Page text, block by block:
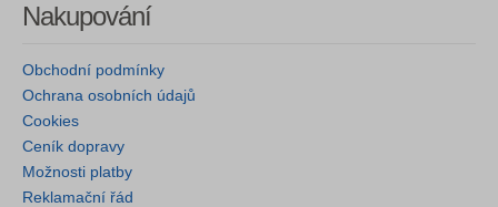
Nakupování
Obchodní podmínky
Ochrana osobních údajů
Cookies
Ceník dopravy
Možnosti platby
Reklamační řád